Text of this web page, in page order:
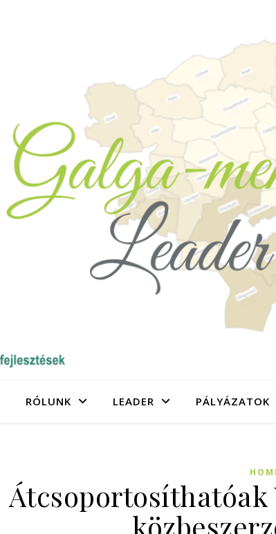
RÓLUNK LEADER PÁLYÁZATOK